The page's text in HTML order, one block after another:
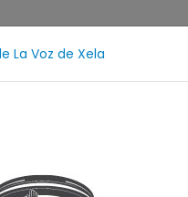
La Voz de Xela